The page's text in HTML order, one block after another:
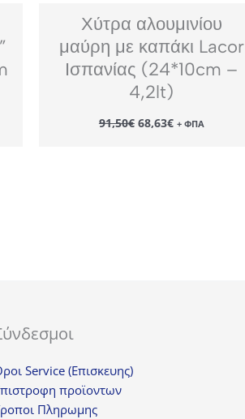
Χύτρα αλουμινίου
μαύρη με καπάκι Lacor
Ισπανίας (24*10cm –
4,2lt)
91,50€ Original
price
68,63€Η
τρέχουσα
+ ΦΠΑ
Service (Επισκευης)
προϊοντων
Πληρωμης